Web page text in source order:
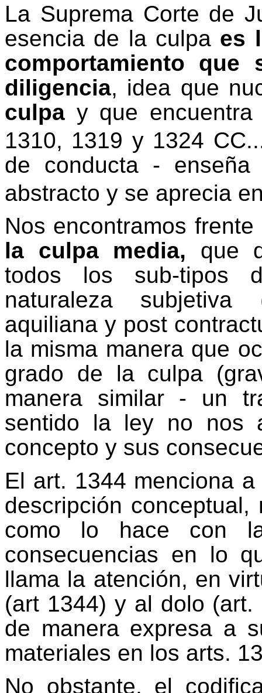
La Suprema Corte de
esencia de la culpa es
comportamiento
diligencia, idea que
culpa y que
1310, 1319 y 1324
de conducta -
abstracto y se aprecia
Nos encontramos frente
la culpa media, que
todos los sub-tipos
naturaleza subjetiva
aquiliana y post
la misma manera que
grado de la culpa
manera similar - un
sentido la ley no nos
concepto y sus
El art. 1344 menciona
descripción
como lo hace con
consecuencias en lo
llama la atención, en
(art 1344) y al dolo
de manera expresa a
materiales en los arts.
No obstante, el